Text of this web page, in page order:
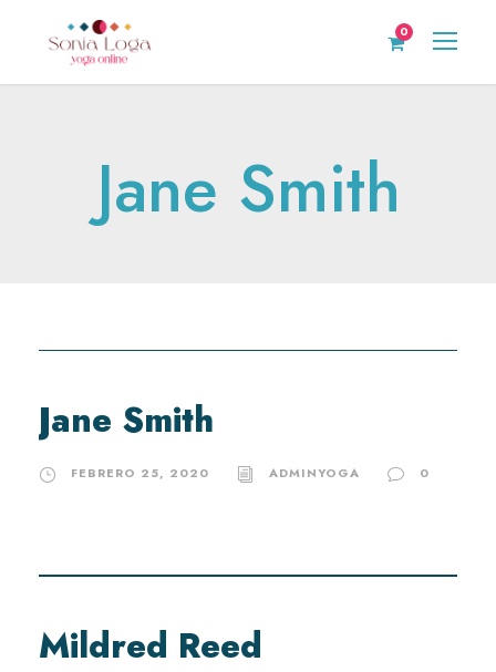
0
Jane Smith
Jane Smith
FEBRERO 25, 2020 ADMINYOGA 0
Mildred Reed